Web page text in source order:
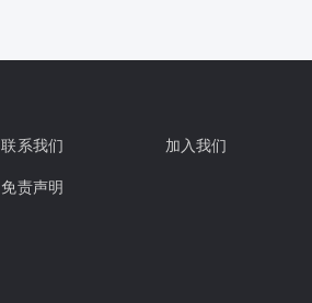
联系我们
加入我们
免责声明